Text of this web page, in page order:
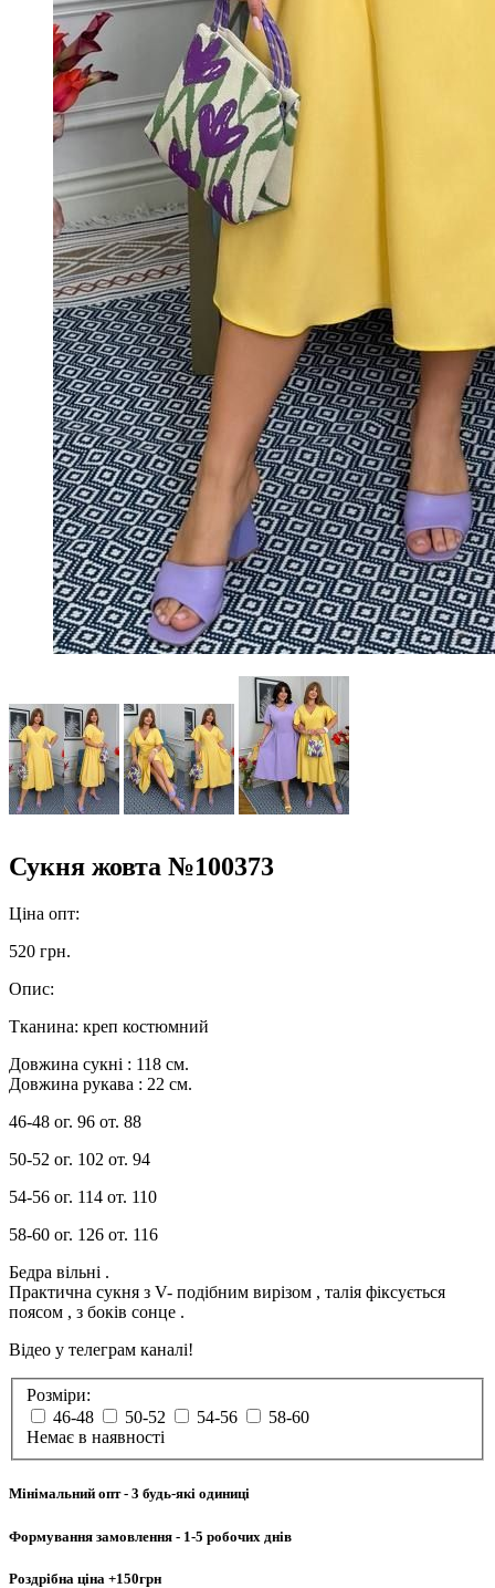
Сукня жовта №100373
Ціна опт:
520 грн.
Опис:
Тканина: креп костюмний
Довжина сукні : 118 см.
Довжина рукава : 22 см.
46-48 ог. 96 от. 88
50-52 ог. 102 от. 94
54-56 ог. 114 от. 110
58-60 ог. 126 от. 116
Бедра вільні .
Практична сукня з V- подібним вирізом , талія фіксується
поясом , з боків сонце .
Відео у телеграм каналі!
Розміри:
46-48
50-52 54-56
58-60
Немає в наявності
Мінімальний опт- 3 будь-які одиниці
Формування замовлення - 1-5 робочих днів
Роздрібна ціна +150грн